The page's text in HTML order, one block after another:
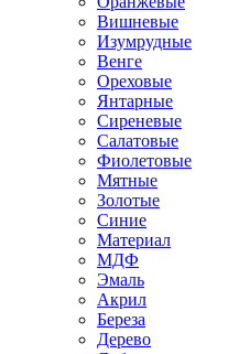
Вишневые
Изумрудные
Венге
Ореховые
Янтарные
Сиреневые
Салатовые
Фиолетовые
Мятные
Золотые
Синие
Материал
МДФ
Эмаль
Акрил
Береза
Дерево